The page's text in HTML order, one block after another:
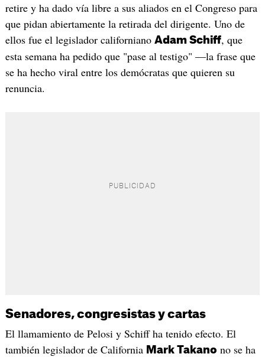
retire y ha dado vía libre a sus aliados en el Congreso para
que pidan abiertamente la retirada del dirigente. Uno de
ellos fue el legislador californiano Adam Schiff, que
esta semana ha pedido que "pase al testigo" —la frase que
se ha hecho viral entre los demócratas que quieren su
renuncia.
Senadores, congresistas y cartas
El llamamiento de Pelosi y Schiff ha tenido efecto. El
también legislador de California Mark Takano no se ha